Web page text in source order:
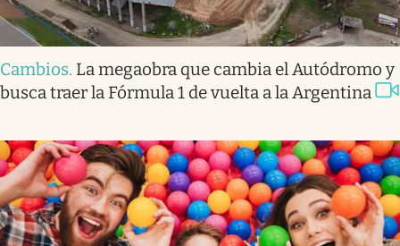
Cambios. La megaobra que cambia el Autódromo y
busca traer la Fórmula 1 de vuelta a la Argentina